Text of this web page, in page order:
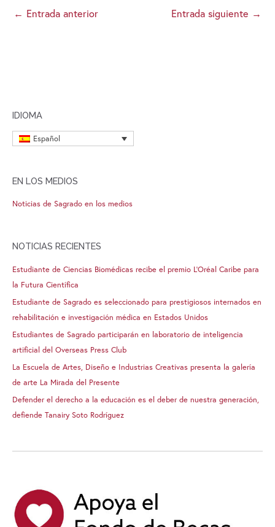
← Entrada anterior Entrada siguiente →
IDIOMA
Español
EN LOS MEDIOS
Noticias de Sagrado en los medios
NOTICIAS RECIENTES
Estudiante de Ciencias Biomédicas recibe el premio L’Oréal Caribe para
la Futura Científica
Estudiante de Sagrado es seleccionado para prestigiosos internados en
rehabilitación e investigación médica en Estados Unidos
Estudiantes de Sagrado participarán en laboratorio de inteligencia
artificial del Overseas Press Club
La Escuela de Artes, Diseño e Industrias Creativas presenta la galería
de arte La Mirada del Presente
Defender el derecho a la educación es el deber de nuestra generación,
defiende Tanairy Soto Rodríguez